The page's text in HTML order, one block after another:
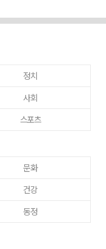
정치
사회
스포츠
문화
건강
동정